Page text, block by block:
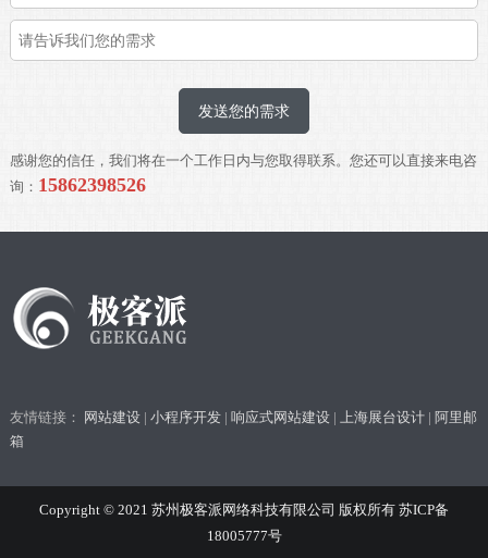
发送您的需求
感谢您的信任，我们将在一个工作日内与您取得联系。您还可以直接来电咨
询： 15862398526
友情链接： 网站建设| 小程序开发| 响应式网站建设| 上海展台设计| 阿里邮
箱
Copyright © 2021 苏州极客派网络科技有限公司 版权所有 苏ICP备
18005777号